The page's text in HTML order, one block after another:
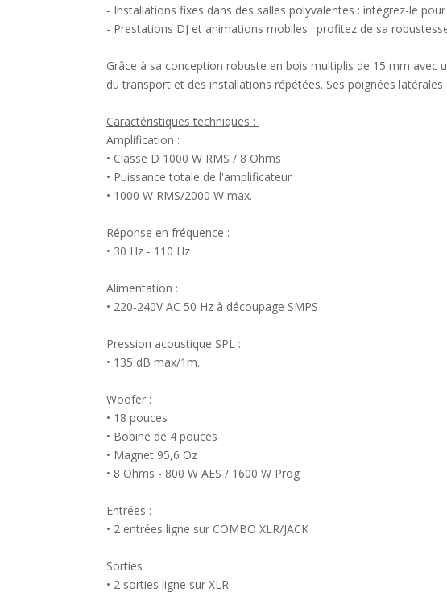
- Installations fixes dans des salles polyvalentes : intégrez-le
- Prestations DJ et animations mobiles : profitez de sa
Grâce à sa conception robuste en bois multiplis de 15 mm avec
du transport et des installations répétées. Ses poignées
Caractéristiques techniques :
Amplification :
• Classe D 1000 W RMS / 8 Ohms
• Puissance totale de l'amplificateur :
• 1000 W RMS/2000 W max.
Réponse en fréquence :
• 30 Hz - 110 Hz
Alimentation :
• 220-240V AC 50 Hz à découpage SMPS
Pression acoustique SPL :
• 135 dB max/1m.
Woofer :
• 18 pouces
• Bobine de 4 pouces
• Magnet 95,6 Oz
• 8 Ohms - 800 W AES / 1600 W Prog
Entrées :
• 2 entrées ligne sur COMBO XLR/JACK
Sorties :
• 2 sorties ligne sur XLR